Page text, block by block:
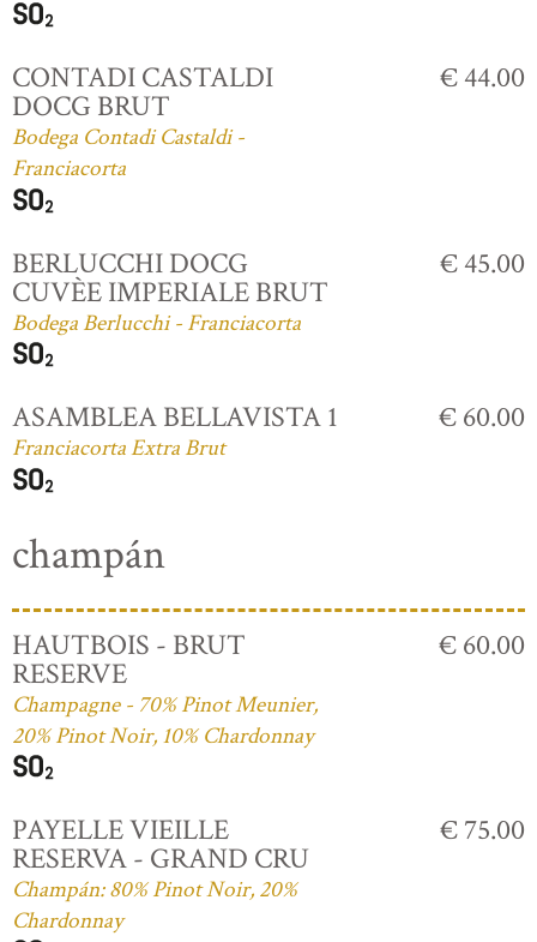
CONTADI CASTALDI
DOCG BRUT
Bodega Contadi Castaldi -
Franciacorta
€ 44.00
BERLUCCHI DOCG
CUVÈE IMPERIALE BRUT
Bodega Berlucchi - Franciacorta
€ 45.00
ASAMBLEA BELLAVISTA 1
Franciacorta Extra Brut
€ 60.00
champán
HAUTBOIS - BRUT
RESERVE
Champagne - 70% Pinot Meunier,
20% Pinot Noir, 10% Chardonnay
€ 60.00
PAYELLE VIEILLE
RESERVA - GRAND CRU
Champán: 80% Pinot Noir, 20%
Chardonnay
€ 75.00